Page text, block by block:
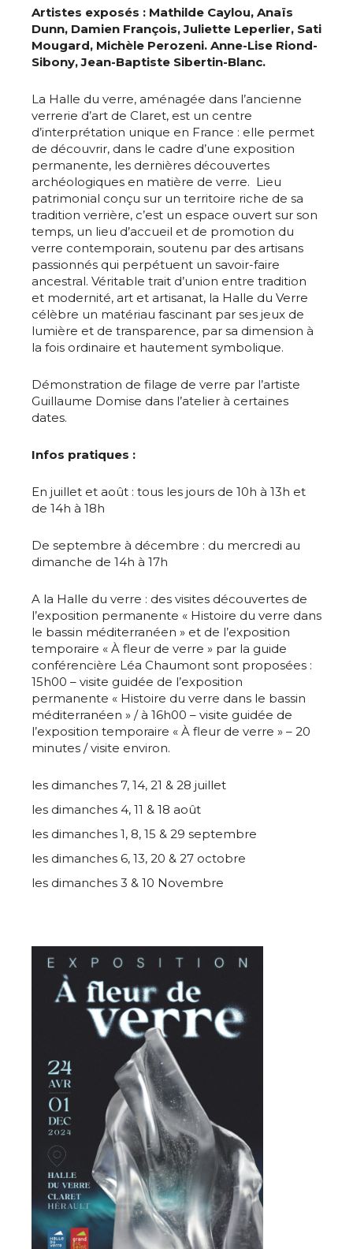
Adresse email*
Nom
Statut / Organisation
J'accepte les termes et conditions
* Champ obligatoire
Adresse email*
Prénom
Statut / Organisation
J'accepte les termes et conditions
* Champ obligatoire
Artistes exposés : Mathilde Caylou, Anaïs
Dunn, Damien François, Juliette Leperlier, Sati
Mougard, Michèle Perozeni. Anne-Lise Riond-
Sibony, Jean-Baptiste Sibertin-Blanc.
La Halle du verre, aménagée dans l’ancienne
verrerie d’art de Claret, est un centre
d’interprétation unique en France : elle permet
de découvrir, dans le cadre d’une exposition
permanente, les dernières découvertes
archéologiques en matière de verre. Lieu
patrimonial conçu sur un territoire riche de sa
tradition verrière, c’est un espace ouvert sur son
temps, un lieu d’accueil et de promotion du
verre contemporain, soutenu par des artisans
passionnés qui perpétuent un savoir-faire
ancestral. Véritable trait d’union entre tradition
et modernité, art et artisanat, la Halle du Verre
célèbre un matériau fascinant par ses jeux de
lumière et de transparence, par sa dimension à
la fois ordinaire et hautement symbolique.
Démonstration de filage de verre par l’artiste
Guillaume Domise dans l’atelier à certaines
dates.
Infos pratiques :
En juillet et août : tous les jours de 10h à 13h et
de 14h à 18h
De septembre à décembre : du mercredi au
dimanche de 14h à 17h
A la Halle du verre : des visites découvertes de
l’exposition permanente « Histoire du verre dans
le bassin méditerranéen » et de l’exposition
temporaire « À fleur de verre » par la guide
conférencière Léa Chaumont sont proposées :
15h00 – visite guidée de l’exposition
permanente « Histoire du verre dans le bassin
méditerranéen » / à 16h00 – visite guidée de
l’exposition temporaire « À fleur de verre » – 20
minutes / visite environ.
les dimanches 7, 14, 21 & 28 juillet
les dimanches 4, 11 & 18 août
les dimanches 1, 8, 15 & 29 septembre
les dimanches 6, 13, 20 & 27 octobre
les dimanches 3 & 10 Novembre